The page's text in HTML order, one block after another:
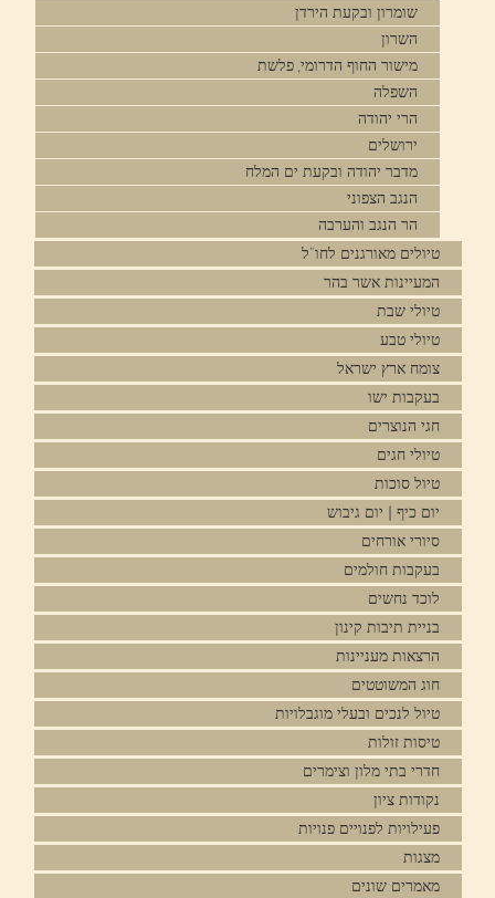
שומרון ובקעת הירדן
השרון
מישור החוף הדרומי, פלשת
השפלה
הרי יהודה
ירושלים
מדבר יהודה ובקעת ים המלח
הנגב הצפוני
הר הנגב והערבה
טיולים מאורגנים לחו"ל
המעיינות אשר בהר
טיולי שבת
טיולי טבע
צומח ארץ ישראל
בעקבות ישו
חגי הנוצרים
טיולי חגים
טיול סוכות
יום כיף | יום גיבוש
סיורי אורחים
בעקבות חולמים
לוכד נחשים
בניית תיבות קינון
הרצאות מעניינות
חוג המשוטטים
טיול לנכים ובעלי מוגבלויות
טיסות זולות
חדרי בתי מלון וצימרים
נקודות ציון
פעילויות לפנויים פנויות
מצגות
מאמרים שונים